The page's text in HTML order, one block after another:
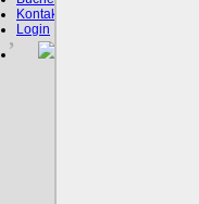
Kontakt
Login